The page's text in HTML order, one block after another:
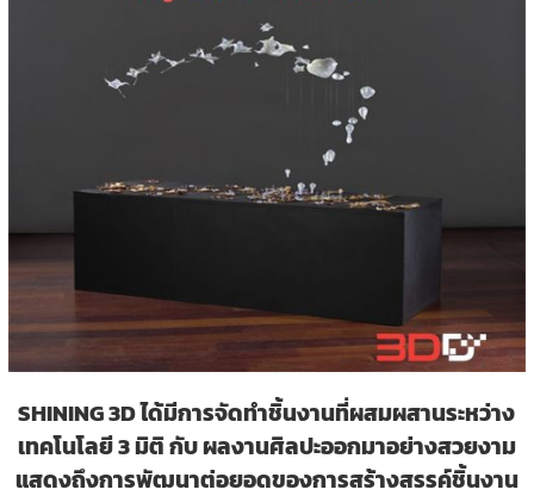
SHINING 3D ได้มีการจัดทำชิ้นงานที่ผสมผสานระหว่าง
เทคโนโลยี 3 มิติ กับ ผลงานศิลปะออกมาอย่างสวยงาม
แสดงถึงการพัฒนาต่อยอดของการสร้างสรรค์ชิ้นงาน